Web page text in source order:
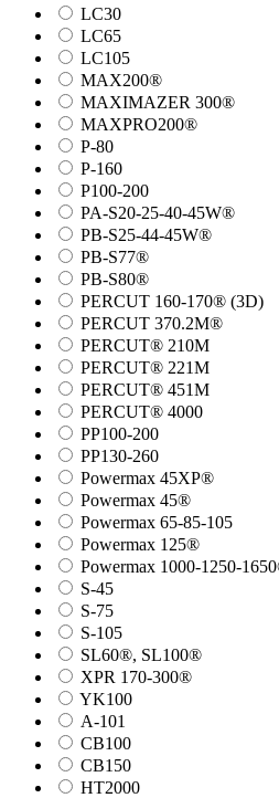
LC30
LC65
LC105
MAX200®
MAXIMAZER 300®
MAXPRO200®
P-80
P-160
P100-200
PA-S20-25-40-45W®
PB-S25-44-45W®
PB-S77®
PB-S80®
PERCUT 160-170® (3D)
PERCUT 370.2M®
PERCUT® 210M
PERCUT® 221M
PERCUT® 451M
PERCUT® 4000
PP100-200
PP130-260
Powermax 45XP®
Powermax 45®
Powermax 65-85-105
Powermax 125®
Powermax 1000-1250-
S-45
S-75
S-105
SL60®, SL100®
XPR 170-300®
YK100
А-101
СВ100
СВ150
HT2000